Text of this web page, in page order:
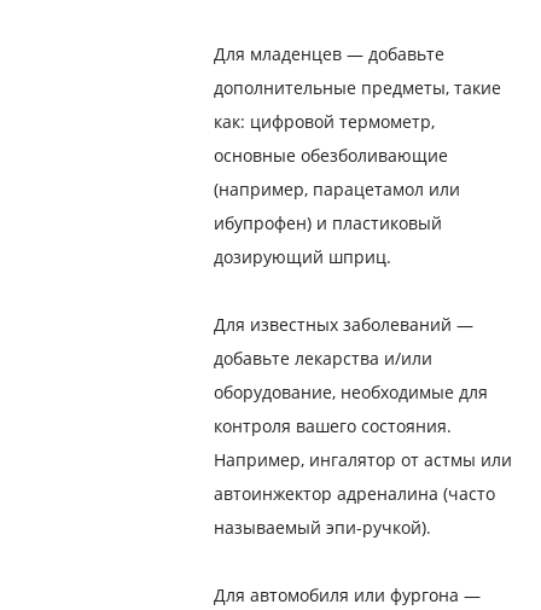
Для младенцев — добавьте
дополнительные предметы, такие
как: цифровой термометр,
основные обезболивающие
(например, парацетамол или
ибупрофен) и пластиковый
дозирующий шприц.
Для известных заболеваний —
добавьте лекарства и/или
оборудование, необходимые для
контроля вашего состояния.
Например, ингалятор от астмы или
автоинжектор адреналина (часто
называемый эпи-ручкой).
Для автомобиля или фургона —